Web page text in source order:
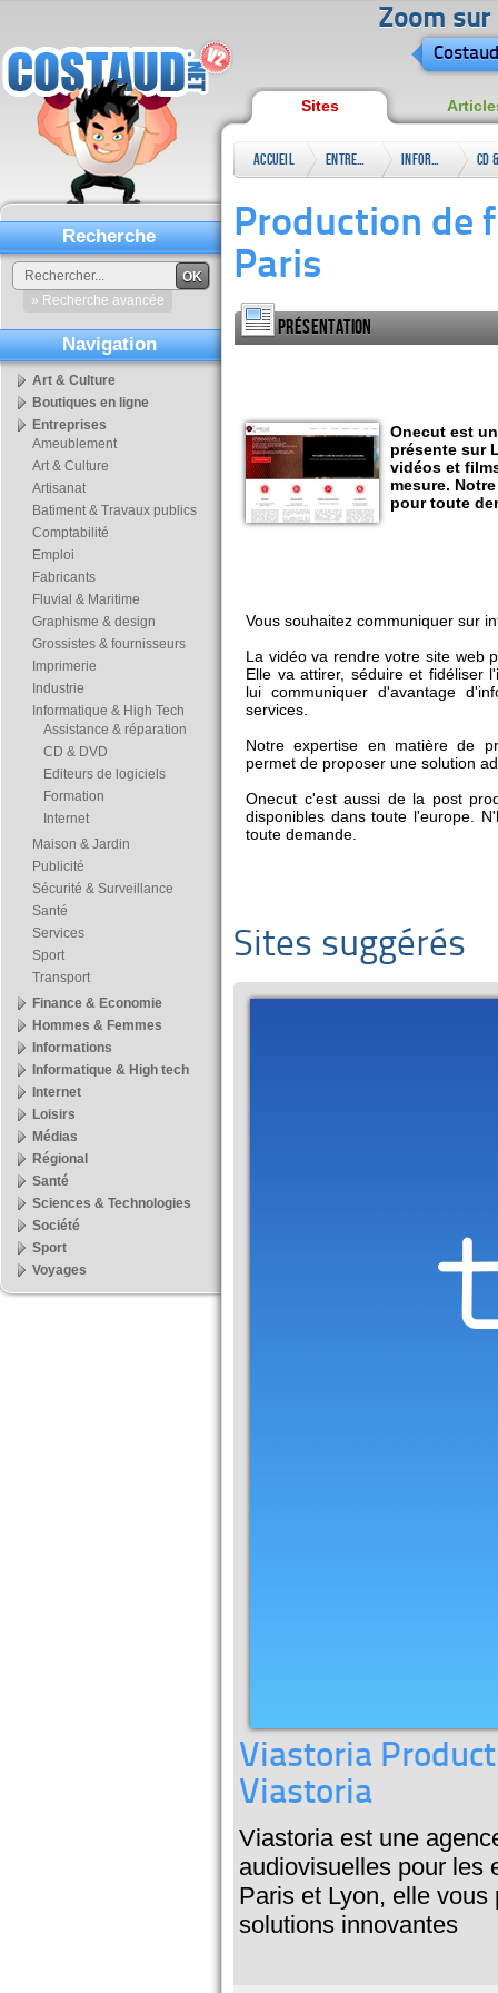
Zoom sur
Sites
Accueil Entreprises
Informatique
Tech
CD
Production de
Paris
Présentation
Onecut est
présente sur
vidéos et
mesure.
pour toute
Vous souhaitez communiquer sur
La vidéo va rendre votre site web
Elle va attirer, séduire et fidéliser
lui communiquer d'avantage
services.
Notre expertise en matière de
permet de proposer une solution
Onecut c'est aussi de la post
disponibles dans toute l'europe.
toute demande.
Sites suggérés
Viastoria
Viastoria
Viastoria est une
audiovisuelles pour les
Paris et Lyon, elle
solutions innovantes
Recherche
OK
» Recherche avancée
Navigation
Art & Culture
Boutiques en ligne
Entreprises
Ameublement
Art & Culture
Artisanat
Batiment & Travaux publics
Comptabilité
Emploi
Fabricants
Fluvial & Maritime
Graphisme & design
Grossistes & fournisseurs
Imprimerie
Industrie
Informatique & High Tech
Assistance & réparation
CD & DVD
Editeurs de logiciels
Formation
Internet
Maison & Jardin
Publicité
Sécurité & Surveillance
Santé
Services
Sport
Transport
Finance & Economie
Hommes & Femmes
Informations
Informatique & High tech
Internet
Loisirs
Médias
Régional
Santé
Sciences & Technologies
Société
Sport
Voyages